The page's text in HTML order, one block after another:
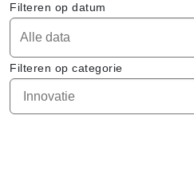
Filteren op datum
Filteren op categorie